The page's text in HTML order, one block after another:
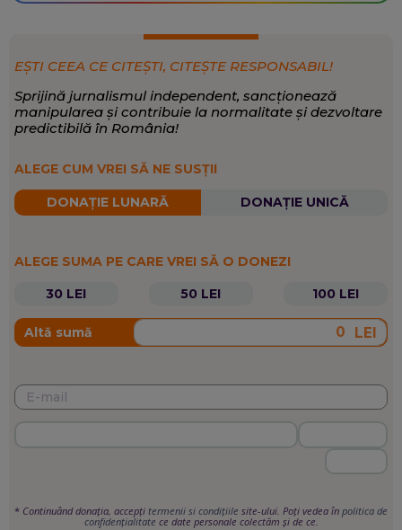
EȘTI CEEA CE CITEȘTI, CITEȘTE RESPONSABIL!
Sprijină jurnalismul independent, sancționează
manipularea și contribuie la normalitate și dezvoltare
predictibilă în România!
ALEGE CUM VREI SĂ NE SUSȚII
DONAȚIE LUNARĂ DONAȚIE UNICĂ
ALEGE SUMA PE CARE VREI SĂ O DONEZI
30 LEI
50 LEI 100 LEI
Altă sumă LEI
* Continuând donația, accepți termenii si condițiile site-ului. Poți vedea în politica de
confidențialitate ce date personale colectăm și de ce.